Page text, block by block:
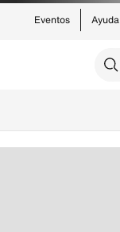
Ayuda
Eventos